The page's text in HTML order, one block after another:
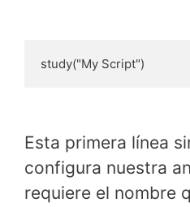
study("My Script")
Esta primera línea
configura nuestra
requiere el nombre